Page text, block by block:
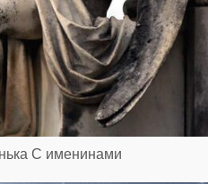
С именинами